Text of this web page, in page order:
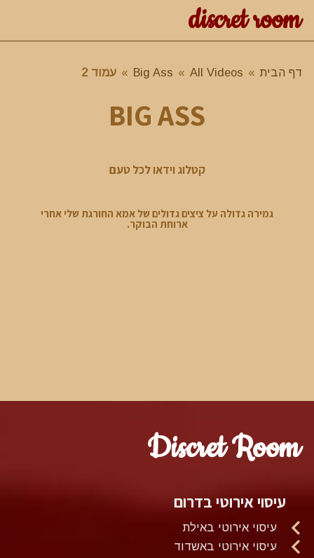
discret room
דף הבית »
All Videos
»
Big Ass
» עמוד 2
BIG ASS
קטלוג וידאו לכל טעם
גמירה גדולה על ציצים גדולים של אמא החורגת שלי אחרי
ארוחת הבוקר.
Discret Room
עיסוי אירוטי בדרום
עיסוי אירוטי באילת
עיסוי אירוטי באשדוד